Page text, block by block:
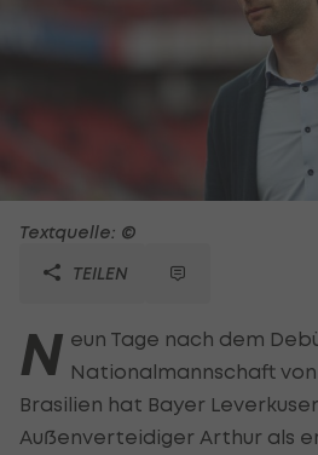
Textquelle: ©
TEILEN
N eun Tage nach dem
Nationalmannschaft
Brasilien hat Bayer
Außenverteidiger Arthur als